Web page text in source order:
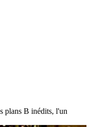
plans B inédits, l'un